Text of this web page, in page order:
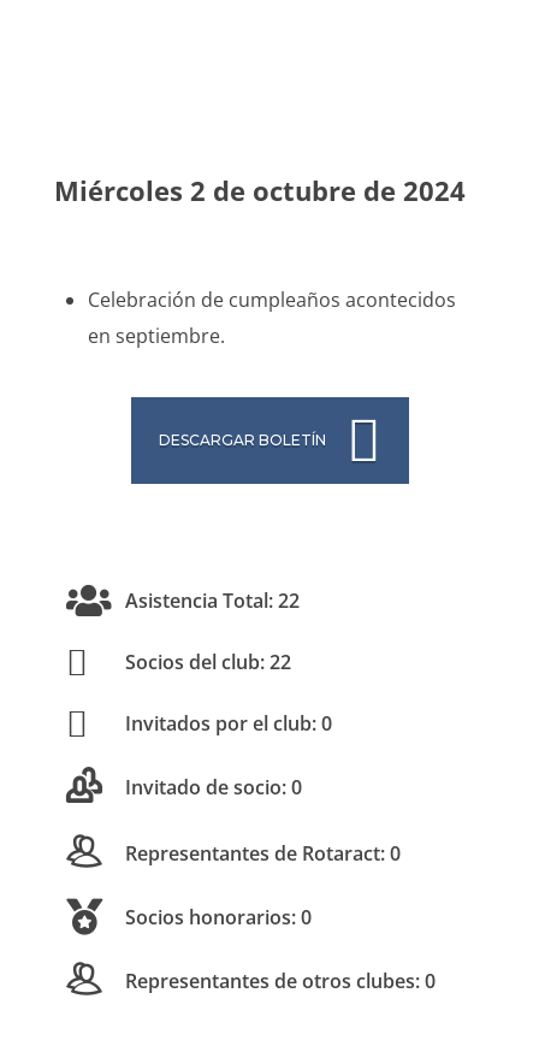
Miércoles 2 de octubre de 2024
Celebración de cumpleaños acontecidos
en septiembre.
DESCARGAR BOLETÍN
Asistencia Total: 22
Socios del club: 22
Invitados por el club: 0
Invitado de socio: 0
Representantes de Rotaract: 0
Socios honorarios: 0
Representantes de otros clubes: 0